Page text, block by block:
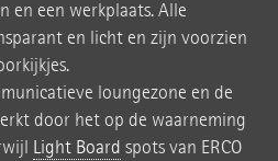
en een werkplaats. Alle
en licht en zijn voorzien
loungezone en de
door het op de waarneming
Light Board spots van ERCO